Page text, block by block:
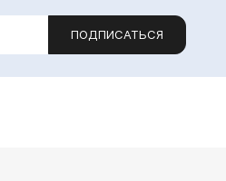
ПОДПИСАТЬСЯ